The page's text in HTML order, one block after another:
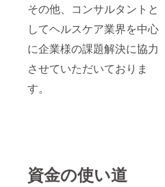
その他、コンサルタントと
してヘルスケア業界を中心
に企業様の課題解決に協力
させていただいておりま
す。
資金の使い道